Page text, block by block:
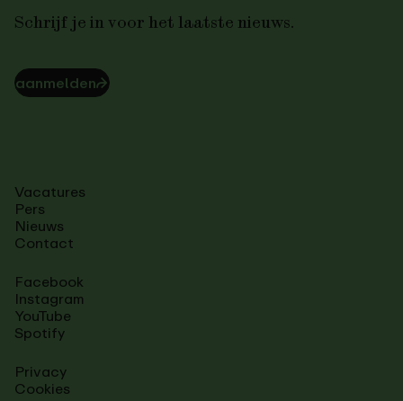
Schrijf je in voor het laatste nieuws.
aanmelden⮫
Vacatures
Pers
Nieuws
Contact
Facebook
Instagram
YouTube
Spotify
Privacy
Cookies